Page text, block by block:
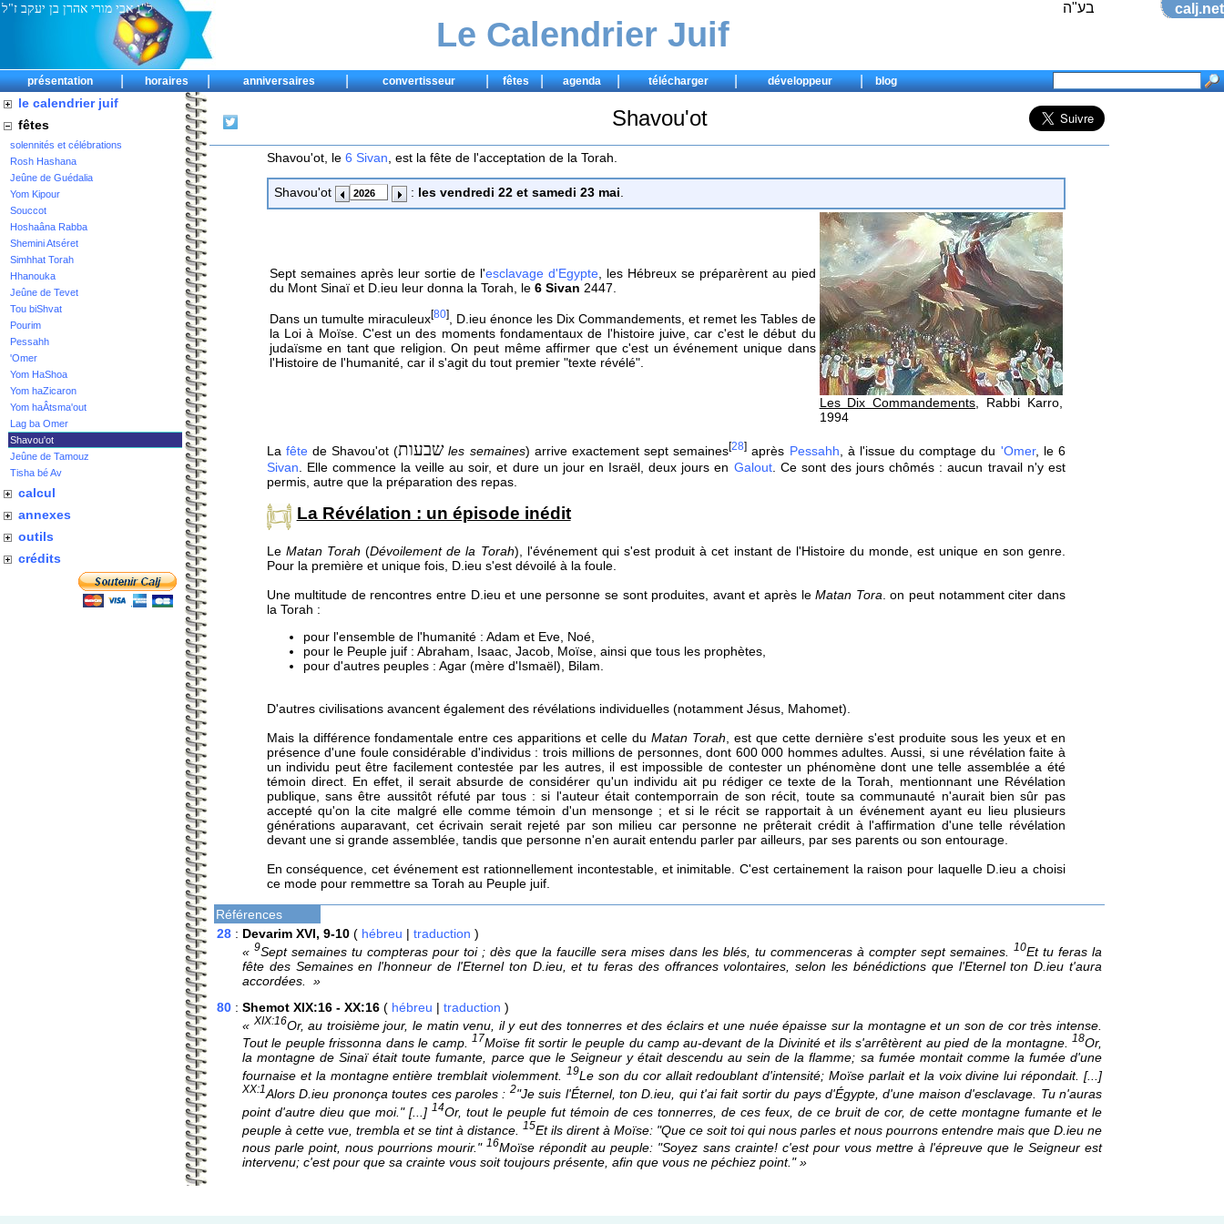
ל"נ אבי מורי אהרן בן יעקב ז"ל
Le Calendrier Juif
בע"ה calj.net
présentation | horaires | anniversaires | convertisseur | fêtes | agenda | télécharger | développeur | blog
le calendrier juif
fêtes
solennités et célébrations
Rosh Hashana
Jeûne de Guédalia
Yom Kipour
Souccot
Hoshaâna Rabba
Shemini Atséret
Simhhat Torah
Hhanouka
Jeûne de Tevet
Tou biShvat
Pourim
Pessahh
'Omer
Yom HaShoa
Yom haZicaron
Yom haÂtsma'out
Lag ba Omer
Shavou'ot
Jeûne de Tamouz
Tisha bé Av
calcul
annexes
outils
crédits
Shavou'ot
Shavou'ot, le 6 Sivan , est la fête de l'acceptation de la Torah.
Shavou'ot : les vendredi 22 et samedi 23 mai.
Sept semaines après leur sortie de l'esclavage d'Egypte, les Hébreux se préparèrent au pied
du Mont Sinaï et D.ieu leur donna la Torah, le 6 Sivan 2447.
Dans un tumulte miraculeux[80], D.ieu énonce les Dix Commandements, et remet les Tables de
la Loi à Moïse. C'est un des moments fondamentaux de l'histoire juive, car c'est le début du
judaïsme en tant que religion. On peut même affirmer que c'est un événement unique dans
l'Histoire de l'humanité, car il s'agit du tout premier "texte révélé".
Les Dix Commandements , Rabbi Karro,
1994
La fêtede Shavou'ot (שבעות les semaines) arrive exactement sept semaines[28] après Pessahh , à l'issue du comptage du 'Omer, le 6
Sivan . Elle commence la veille au soir, et dure un jour en Israël, deux jours en Galout. Ce sont des jours chômés : aucun travail n'y est
permis, autre que la préparation des repas.
La Révélation : un épisode inédit
Le Matan Torah (Dévoilement de la Torah), l'événement qui s'est produit à cet instant de l'Histoire du monde, est unique en son genre.
Pour la première et unique fois, D.ieu s'est dévoilé à la foule.
Une multitude de rencontres entre D.ieu et une personne se sont produites, avant et après leMatan Tora . on peut notamment citer dans
la Torah :
pour l'ensemble de l'humanité : Adam et Eve, Noé,
pour le Peuple juif : Abraham, Isaac, Jacob, Moïse, ainsi que tous les prophètes,
pour d'autres peuples : Agar (mère d'Ismaël), Bilam.
D'autres civilisations avancent également des révélations individuelles (notamment Jésus, Mahomet).
Mais la différence fondamentale entre ces apparitions et celle duMatan Torah , est que cette dernière s'est produite sous les yeux et en
présence d'une foule considérable d'individus : trois millions de personnes, dont 600 000 hommes adultes. Aussi, si une révélation faite à
un individu peut être facilement contestée par les autres, il est impossible de contester un phénomène dont une telle assemblée a été
témoin direct. En effet, il serait absurde de considérer qu'un individu ait pu rédiger ce texte de la Torah, mentionnant une Révélation
publique, sans être aussitôt réfuté par tous : si l'auteur était contemporrain de son récit, toute sa communauté n'aurait bien sûr pas
accepté qu'on la cite malgré elle comme témoin d'un mensonge ; et si le récit se rapportait à un événement ayant eu lieu plusieurs
générations auparavant, cet écrivain serait rejeté par son milieu car personne ne prêterait crédit à l'affirmation d'une telle révélation
devant une si grande assemblée, tandis que personne n'en aurait entendu parler par ailleurs, par ses parents ou son entourage.
En conséquence, cet événement est rationnellement incontestable, et inimitable. C'est certainement la raison pour laquelle D.ieu a choisi
ce mode pour remmettre sa Torah au Peuple juif.
Références
28 : Devarim XVI, 9-10 ( hébreu | traduction )
« 9Sept semaines tu compteras pour toi ; dès que la faucille sera mises dans les blés, tu commenceras à compter sept semaines. 10Et tu feras la
fête des Semaines en l'honneur de l'Eternel ton D.ieu, et tu feras des offrances volontaires, selon les bénédictions que l'Eternel ton D.ieu t'aura
accordées. »
80 : Shemot XIX:16 - XX:16 ( hébreu | traduction )
« XIX:16Or, au troisième jour, le matin venu, il y eut des tonnerres et des éclairs et une nuée épaisse sur la montagne et un son de cor très intense.
Tout le peuple frissonna dans le camp.17Moïse fit sortir le peuple du camp au-devant de la Divinité et ils s'arrêtèrent au pied de la montagne.18Or,
la montagne de Sinaï était toute fumante, parce que le Seigneur y était descendu au sein de la flamme; sa fumée montait comme la fumée d'une
fournaise et la montagne entière tremblait violemment.19Le son du cor allait redoublant d'intensité; Moïse parlait et la voix divine lui répondait. [...]
XX:1Alors D.ieu prononça toutes ces paroles : 2"Je suis l'Éternel, ton D.ieu, qui t'ai fait sortir du pays d'Égypte, d'une maison d'esclavage. Tu n'auras
point d'autre dieu que moi." [...] 14Or, tout le peuple fut témoin de ces tonnerres, de ces feux, de ce bruit de cor, de cette montagne fumante et le
peuple à cette vue, trembla et se tint à distance. 15Et ils dirent à Moïse: "Que ce soit toi qui nous parles et nous pourrons entendre mais que D.ieu ne
nous parle point, nous pourrions mourir."16Moïse répondit au peuple: "Soyez sans crainte! c'est pour vous mettre à l'épreuve que le Seigneur est
intervenu; c'est pour que sa crainte vous soit toujours présente, afin que vous ne péchiez point." »